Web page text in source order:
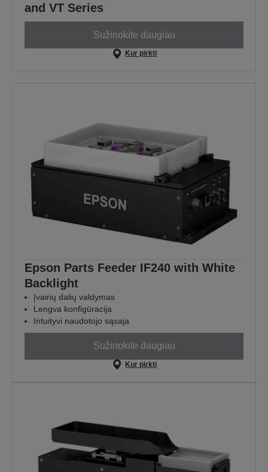
and VT Series
Sužinokite daugiau
Kur pirkti
Epson Parts Feeder IF240 with White
Backlight
Įvairių dalių valdymas
Lengva konfigūracija
Intuityvi naudotojo sąsaja
Sužinokite daugiau
Kur pirkti